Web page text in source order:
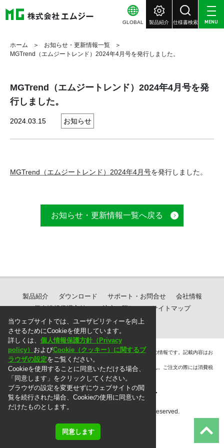
当ウェブサイトでは、ユーザビリティーを向上
させるためにCookieを使用しています。
詳しくは、 個人情報保護方針（Privacy
policy） およびCookie（クッキー）に関するブ
ラウザの設定をご覧ください。
Cookieを使用することに同意いただける場合、
「同意します」をクリックしてください。
ブラウザの設定を変更せずにウェブサイトの閲
覧を続行された場合、Cookieの使用に同意いた
だけたものとします。
同意します
GLOBAL 製品紹介 仕様書検索 MENU
ホーム
お知らせ・更新情報一覧
MGTrend（エムジートレンド）2024年4月号を発行しました。
MGTrend（エムジートレンド）2024年4月号を発
行しました。
2024.03.15 お知らせ
MGTrend（エムジートレンド）2024年4月号を発行しました。
お知らせ・更新情報一覧へ戻る
製品紹介 ダウンロード サポート・お問合せ
会社情報
個人情報保護方針
ご注文に際して サイトマップ
＊. 本ウェブサイト上に掲載されている情報は、掲載した時点での情報です。記載内容はお
断りなしに変更することがありますのでご了承ください。
＊. 本ウェブサイト上の表示価格には消費税は含まれておりません。ご注文の際には消費税
を別途頂戴いたします。
Copyright © 2010 MG Co., Ltd. All rights reserved.